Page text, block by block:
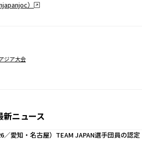
）
ジア大会
新ニュース
／愛知・名古屋）TEAM JAPAN選手団員の認定